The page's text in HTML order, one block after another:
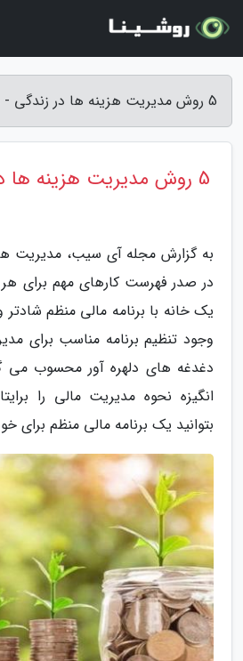
5 روش مدیریت هزینه ها در زندگی - مجله آی سیب
5 روش مدیریت هزینه ها در زندگی
به گزارش مجله آی سیب، مدیریت
در صدر فهرست کارهای مهم برای
یک خانه با برنامه مالی منظم
وجود تنظیم برنامه مناسب برای
دغدغه های دلهره آور محسوب می
انگیزه نحوه مدیریت مالی را
بتوانید یک برنامه مالی منظم برای